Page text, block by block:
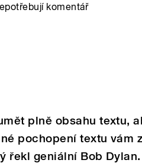
komentář
plně obsahu textu,
pochopení textu vám
řekl geniální Bob Dylan.